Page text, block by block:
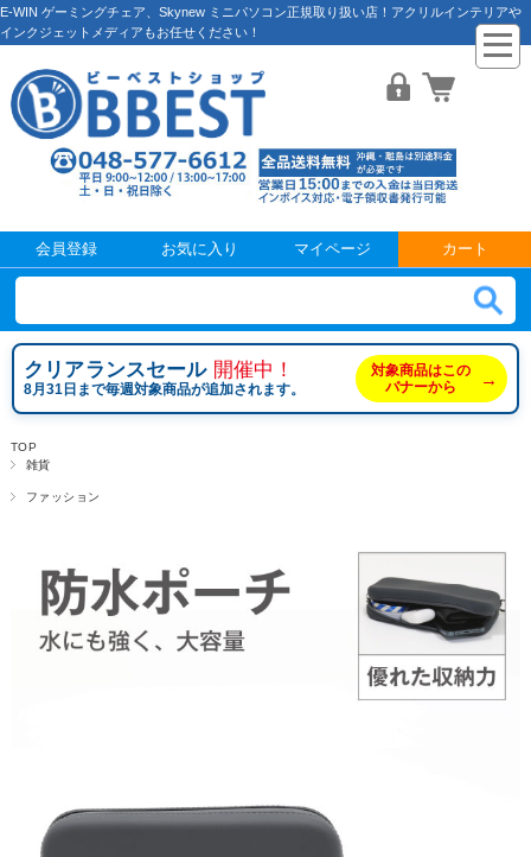
E-WIN ゲーミングチェア、Skynew ミニパソコン正規取り扱い店！アクリルインテリアや
インクジェットメディアもお任せください！
会員登録 お気に入り マイページ カート
クリアランスセール 開催中！
8月31日まで毎週対象商品が追加されます。
対象商品はこの
バナーから
→
TOP
雑貨
ファッション